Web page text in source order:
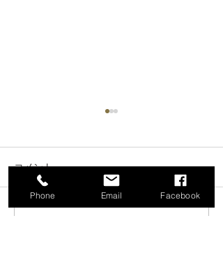
2026年8月10日(月)♣
コメント
Phone Email Facebook